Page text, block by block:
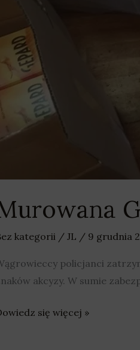
kategorii / JL / 9 grudnia
policjanci
akcyzy. W sumie
sklepie
się więcej »